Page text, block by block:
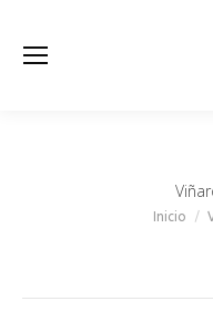
Estás
Inicio